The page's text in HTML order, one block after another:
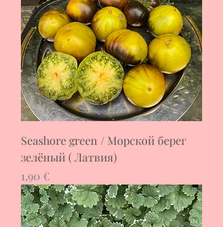
Seashore green / Морской берег
зелёный ( Латвия)
Цена
1,90 €